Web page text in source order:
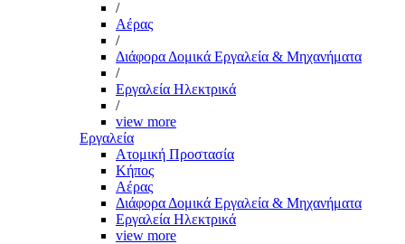
/
Αέρας
/
Διάφορα Δομικά Εργαλεία & Μηχανήματα
/
Εργαλεία Ηλεκτρικά
/
view more
Εργαλεία
Aτομική Προστασία
Kήπος
Αέρας
Διάφορα Δομικά Εργαλεία & Μηχανήματα
Εργαλεία Ηλεκτρικά
view more